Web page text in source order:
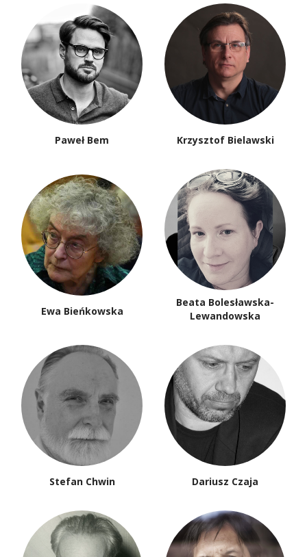
Paweł Bem Krzysztof Bielawski
Ewa Bieńkowska
Beata Bolesławska-
Lewandowska
Stefan Chwin Dariusz Czaja